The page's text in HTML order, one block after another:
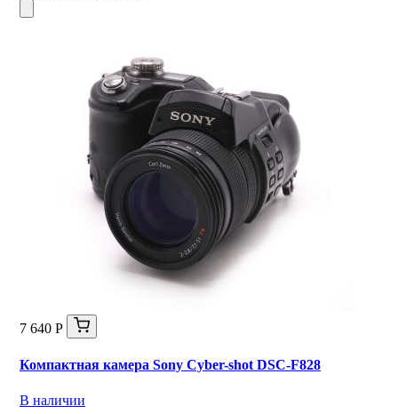
7 640 Р
Компактная камера Sony Cyber-shot DSC-F828
В наличии